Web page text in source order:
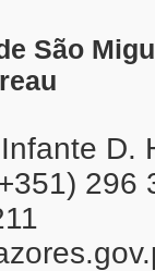
São
D.
296